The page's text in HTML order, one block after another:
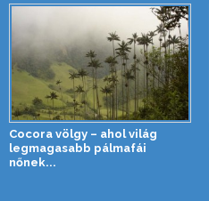
Cocora völgy – ahol világ
legmagasabb pálmafái
nőnek...